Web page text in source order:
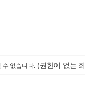
수 없습니다. (권한이 없는